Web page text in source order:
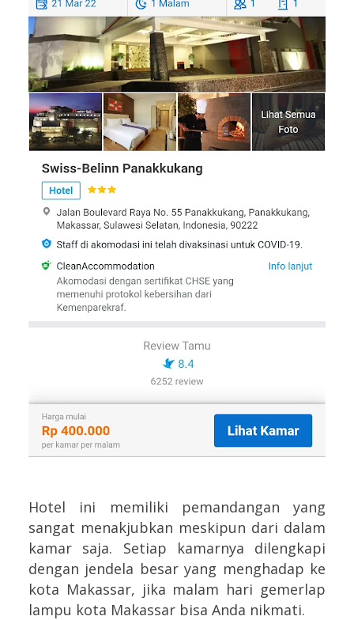
Hotel ini memiliki pemandangan yang
sangat menakjubkan meskipun dari dalam
kamar saja. Setiap kamarnya dilengkapi
dengan jendela besar yang menghadap ke
kota Makassar, jika malam hari gemerlap
lampu kota Makassar bisa Anda nikmati.